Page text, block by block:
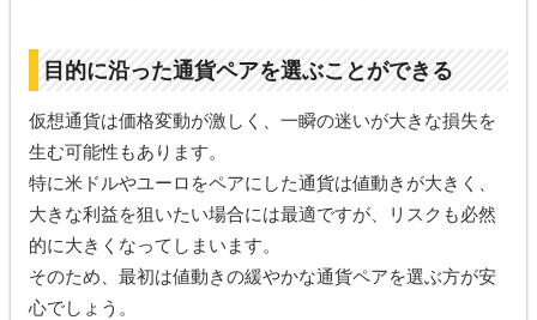
目的に沿った通貨ペアを選ぶことができる
仮想通貨は価格変動が激しく、一瞬の迷いが大きな損失を
生む可能性もあります。
特に米ドルやユーロをペアにした通貨は値動きが大きく、
大きな利益を狙いたい場合には最適ですが、リスクも必然
的に大きくなってしまいます。
そのため、最初は値動きの緩やかな通貨ペアを選ぶ方が安
心でしょう。